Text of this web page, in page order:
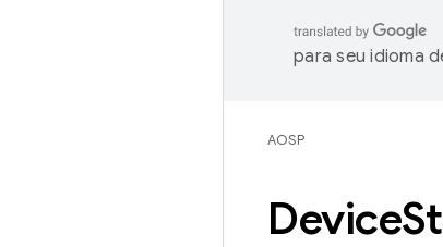
para seu idioma
AOSP
Device